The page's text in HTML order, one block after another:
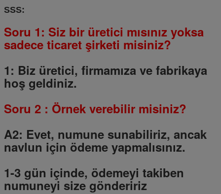
SSS:
Soru 1: Siz bir üretici mısınız yoksa
sadece ticaret şirketi misiniz?
1: Biz üretici, firmamıza ve fabrikaya
hoş geldiniz.
Soru 2 : Örnek verebilir misiniz?
A2: Evet, numune sunabiliriz, ancak
navlun için ödeme yapmalısınız.
1-3 gün içinde, ödemeyi takiben
numuneyi size göndeririz